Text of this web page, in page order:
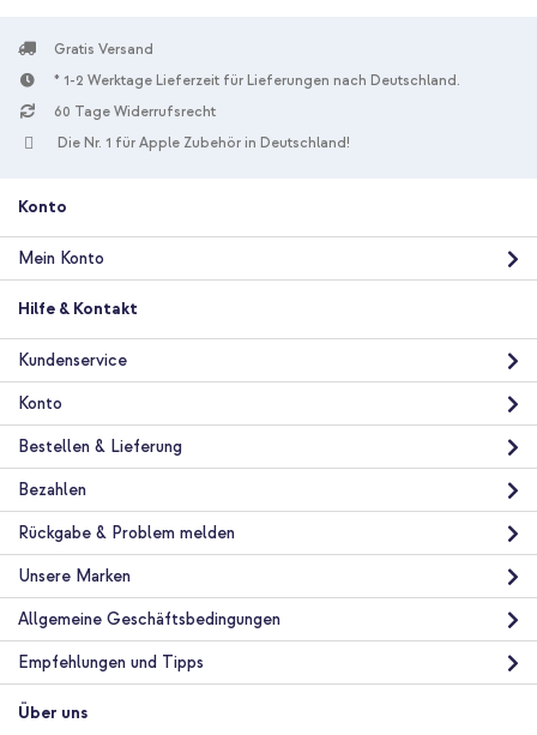
Kostenloser Versand
Versand
imoshion Klapphülle mit Kordel Samsung Galaxy A25 (5G) -
Applikator Samsung Galaxy A25 (5G)
Kostenloser Versand 28,48 €
Inkl. MwSt.
In den Warenkorb
Kostenloser
Versand
Gratis Versand
* 1-2 Werktage Lieferzeit für Lieferungen nach Deutschland.
60 Tage Widerrufsrecht
Die Nr. 1 für Apple Zubehör in Deutschland!
Konto
Mein Konto
Hilfe & Kontakt
Kundenservice
Konto
Bestellen & Lieferung
Bezahlen
Rückgabe & Problem melden
Unsere Marken
Allgemeine Geschäftsbedingungen
Empfehlungen und Tipps
Über uns